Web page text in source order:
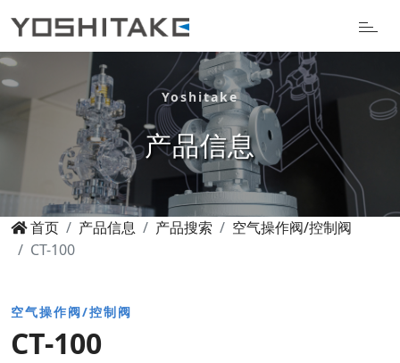
Yoshitake
产品信息
首页 产品信息 产品搜索
空气操作阀/控制阀
CT-100
空气操作阀/控制阀
CT-100